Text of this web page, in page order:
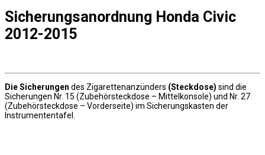
Sicherungsanordnung Honda Civic
2012-2015
Die Sicherungen des Zigarettenanzünders (Steckdose) sind die
Sicherungen Nr. 15 (Zubehörsteckdose – Mittelkonsole) und Nr. 27
(Zubehörsteckdose – Vorderseite) im Sicherungskasten der
Instrumententafel.